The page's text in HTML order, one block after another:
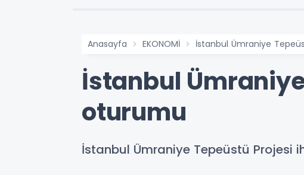
Anasayfa EKONOMİ İstanbul Ümraniye
İstanbul
oturumu
İstanbul Ümraniye Tepeüstü Projesi